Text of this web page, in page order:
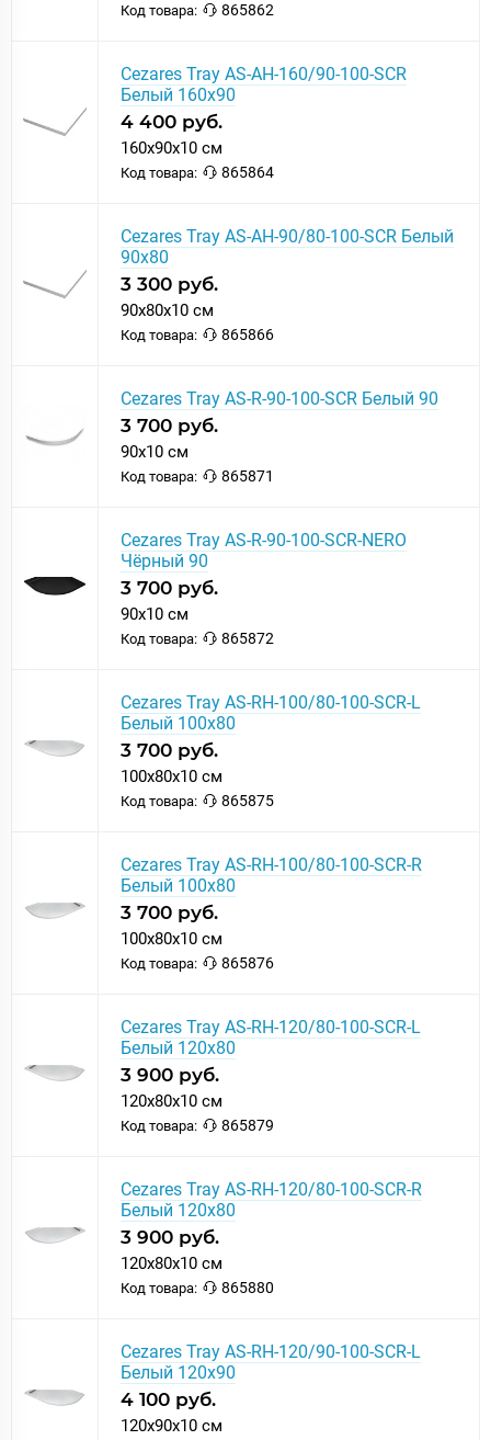
Код товара: 865862
Cezares Tray AS-AH-160/90-100-SCR
Белый 160х90
4 400 руб.
160x90x10 см
Код товара: 865864
Cezares Tray AS-AH-90/80-100-SCR Белый
90х80
3 300 руб.
90x80x10 см
Код товара: 865866
Cezares Tray AS-R-90-100-SCR Белый 90
3 700 руб.
90x10 см
Код товара: 865871
Cezares Tray AS-R-90-100-SCR-NERO
Чёрный 90
3 700 руб.
90x10 см
Код товара: 865872
Cezares Tray AS-RH-100/80-100-SCR-L
Белый 100х80
3 700 руб.
100x80x10 см
Код товара: 865875
Cezares Tray AS-RH-100/80-100-SCR-R
Белый 100х80
3 700 руб.
100x80x10 см
Код товара: 865876
Cezares Tray AS-RH-120/80-100-SCR-L
Белый 120х80
3 900 руб.
120x80x10 см
Код товара: 865879
Cezares Tray AS-RH-120/80-100-SCR-R
Белый 120х80
3 900 руб.
120x80x10 см
Код товара: 865880
Cezares Tray AS-RH-120/90-100-SCR-L
Белый 120х90
4 100 руб.
120x90x10 см